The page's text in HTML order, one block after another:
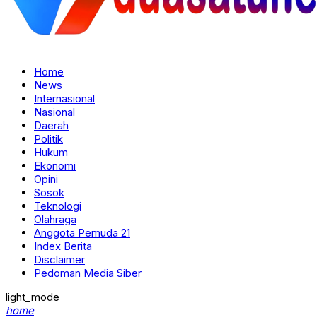
Home
News
Internasional
Nasional
Daerah
Politik
Hukum
Ekonomi
Opini
Sosok
Teknologi
Olahraga
Anggota Pemuda 21
Index Berita
Disclaimer
Pedoman Media Siber
light_mode
home